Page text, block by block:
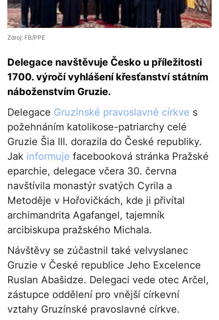
Zdroj: FB/PPE
Delegace navštěvuje Česko u příležitosti
1700. výročí vyhlášení křesťanství státním
náboženstvím Gruzie.
Delegace Gruzínské pravoslavné církve s
požehnáním katolikose-patriarchy celé
Gruzie Šia III. dorazila do České republiky.
Jak informuje facebooková stránka Pražské
eparchie, delegace včera 30. června
navštívila monastýr svatých Cyrila a
Metoděje v Hořovičkách, kde ji přivítal
archimandrita Agafangel, tajemník
arcibiskupa pražského Michala.
Návštěvy se zúčastnil také velvyslanec
Gruzie v České republice Jeho Excelence
Ruslan Abašidze. Delegaci vede otec Arčel,
zástupce oddělení pro vnější církevní
vztahy Gruzínské pravoslavné církve.